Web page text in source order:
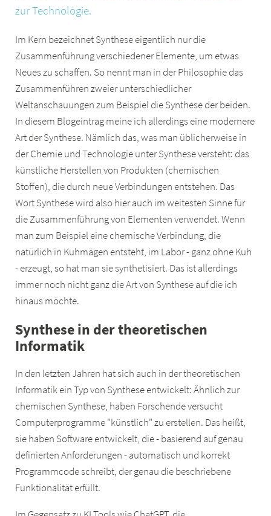
zur Technologie.
Im Kern bezeichnet Synthese eigentlich nur die
Zusammenführung verschiedener Elemente, um etwas
Neues zu schaffen. So nennt man in der Philosophie das
Zusammenführen zweier unterschiedlicher
Weltanschauungen zum Beispiel die Synthese der beiden.
In diesem Blogeintrag meine ich allerdings eine modernere
Art der Synthese. Nämlich das, was man üblicherweise in
der Chemie und Technologie unter Synthese versteht: das
künstliche Herstellen von Produkten (chemischen
Stoffen), die durch neue Verbindungen entstehen. Das
Wort Synthese wird also hier auch im weitesten Sinne für
die Zusammenführung von Elementen verwendet. Wenn
man zum Beispiel eine chemische Verbindung, die
natürlich in Kuhmägen entsteht, im Labor - ganz ohne Kuh
- erzeugt, so hat man sie synthetisiert. Das ist allerdings
immer noch nicht ganz die Art von Synthese auf die ich
hinaus möchte.
Synthese in der theoretischen
Informatik
In den letzten Jahren hat sich auch in der theoretischen
Informatik ein Typ von Synthese entwickelt: Ähnlich zur
chemischen Synthese, haben Forschende versucht
Computerprogramme "künstlich" zu erstellen. Das heißt,
sie haben Software entwickelt, die - basierend auf genau
definierten Anforderungen - automatisch und korrekt
Programmcode schreibt, der genau die beschriebene
Funktionalität erfüllt.